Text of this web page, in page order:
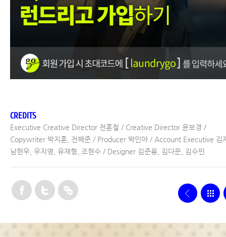
CREDITS
Executive Creative Director 전훈철 / Creative Director 윤보경 /
Copywriter 박지훈, 전혜준 / Producer 박민아 / Account Executive 김
남현우, 우지영, 유재형, 조현수 / Designer 김준용, 김다운, 김수민